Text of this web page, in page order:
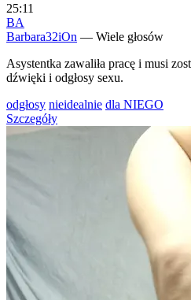
25:11
BA
Barbara32iOn — Wiele głosów
Asystentka zawaliła pracę i musi
dźwięki i odgłosy sexu.
odgłosy nieidealnie dla NIEGO
Szczegóły